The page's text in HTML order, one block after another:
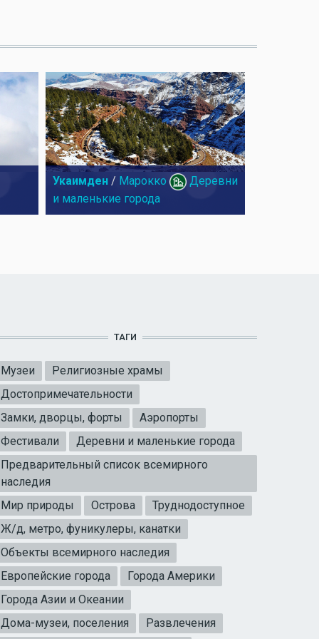
Укаимден / Марокко
Деревни
и маленькие города
ТАГИ
Музеи
Религиозные храмы
Достопримечательности
Замки, дворцы, форты
Аэропорты
Фестивали
Деревни и маленькие города
Предварительный список всемирного
наследия
Мир природы
Острова
Труднодоступное
Ж/д, метро, фуникулеры, канатки
Объекты всемирного наследия
Европейские города
Города Америки
Города Азии и Океании
Дома-музеи, поселения
Развлечения